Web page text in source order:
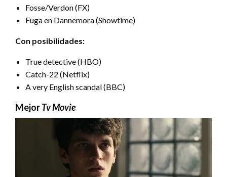
Fosse/Verdon (FX)
Fuga en Dannemora (Showtime)
Con posibilidades:
True detective (HBO)
Catch-22 (Netflix)
A very English scandal (BBC)
MejorTv Movie